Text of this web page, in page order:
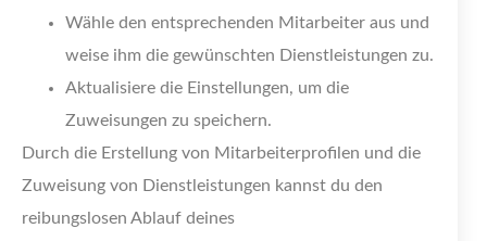
Wähle den entsprechenden Mitarbeiter aus und
weise ihm die gewünschten Dienstleistungen zu.
Aktualisiere die Einstellungen, um die
Zuweisungen zu speichern.
Durch die Erstellung von Mitarbeiterprofilen und die
Zuweisung von Dienstleistungen kannst du den
reibungslosen Ablauf deines